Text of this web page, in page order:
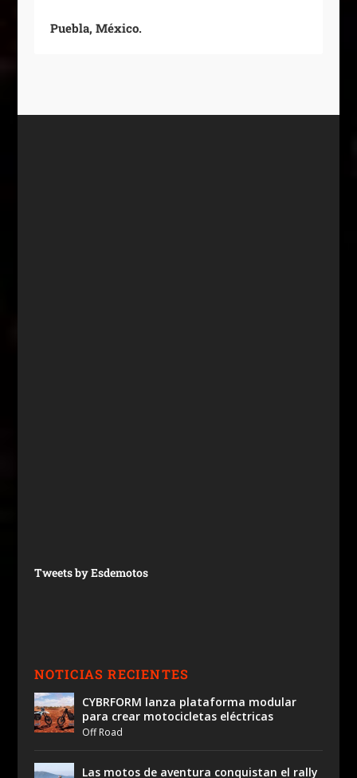
Puebla, México.
Tweets by Esdemotos
NOTICIAS RECIENTES
CYBRFORM lanza plataforma modular
para crear motocicletas eléctricas
Off Road
Las motos de aventura conquistan el rally